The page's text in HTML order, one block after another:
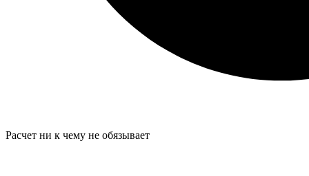
Расчет ни к чему не обязывает